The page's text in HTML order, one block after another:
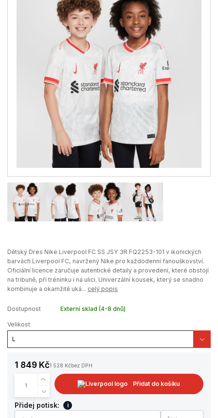
Dětský Dres Nike Liverpool FC SS JSY 3R FQ2253-101 v ikonických
barvách Liverpool FC, navržený Nike pro každodenní fanouškovství.
Oficiální licence zaručuje autentické detaily a provedení, které obstojí
na tribuně, při tréninku i na ulici. Univerzální kousek, který se snadno
kombinuje a okamžitě uká... celý popis
Dostupnost Externí sklad (4-8 dnů)
Velikost
1 849 Kč1 528 Kčbez DPH
Přidat do košíku
Přidej potisk: i